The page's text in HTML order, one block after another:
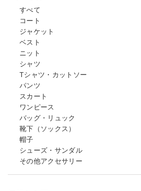
すべて
コート
ジャケット
ベスト
ニット
シャツ
Tシャツ・カットソー
パンツ
スカート
ワンピース
バッグ・リュック
靴下（ソックス）
帽子
シューズ・サンダル
その他アクセサリー